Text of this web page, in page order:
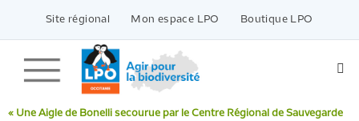
contenu
Site régional Mon espace LPO Boutique LPO
« Une Aigle de Bonelli secourue par le Centre Régional de Sauvegarde